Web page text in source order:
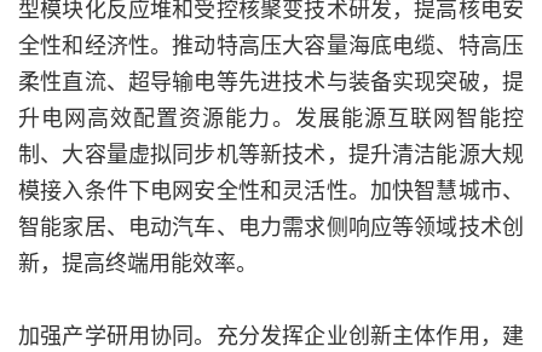
型模块化反应堆和受控核聚变技术研发，提高核电安
全性和经济性。推动特高压大容量海底电缆、特高压
柔性直流、超导输电等先进技术与装备实现突破，提
升电网高效配置资源能力。发展能源互联网智能控
制、大容量虚拟同步机等新技术，提升清洁能源大规
模接入条件下电网安全性和灵活性。加快智慧城市、
智能家居、电动汽车、电力需求侧响应等领域技术创
新，提高终端用能效率。
加强产学研用协同。充分发挥企业创新主体作用，建